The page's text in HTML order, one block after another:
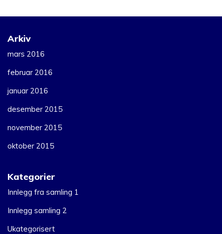
Arkiv
mars 2016
februar 2016
januar 2016
desember 2015
november 2015
oktober 2015
Kategorier
Innlegg fra samling 1
Innlegg samling 2
Ukategorisert